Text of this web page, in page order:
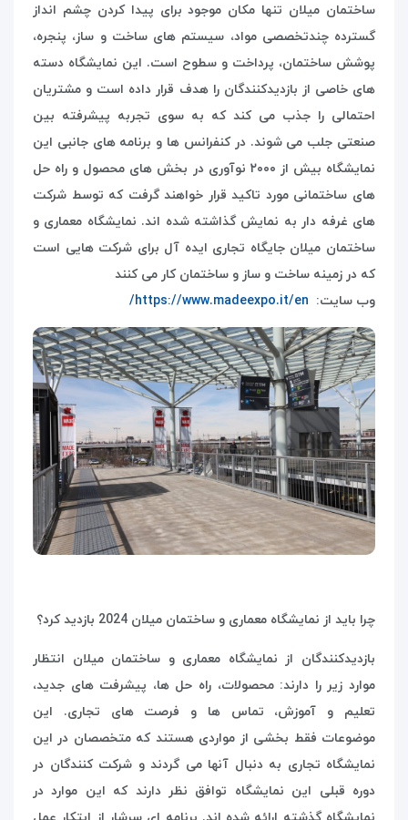
ساختمان میلان تنها مکان موجود برای پیدا کردن چشم انداز
گسترده چندتخصصی مواد، سیستم های ساخت و ساز، پنجره،
پوشش ساختمان، پرداخت و سطوح است. این نمایشگاه دسته
های خاصی از بازدیدکنندگان را هدف قرار داده است و مشتریان
احتمالی را جذب می کند که به سوی تجربه پیشرفته بین
صنعتی جلب می شوند. در کنفرانس ها و برنامه های جانبی این
نمایشگاه بیش از ٢٠٠٠ نوآوری در بخش های محصول و راه حل
های ساختمانی مورد تاکید قرار خواهند گرفت که توسط شرکت
های غرفه دار به نمایش گذاشته شده اند. نمایشگاه معماری و
ساختمان میلان جایگاه تجاری ایده آل برای شرکت هایی است
که در زمینه ساخت و ساز و ساختمان کار می کنند
وب سایت: https://www.madeexpo.it/en/
چرا باید از نمایشگاه معماری و ساختمان میلان 2024 بازدید کرد؟
بازدیدکنندگان از نمایشگاه معماری و ساختمان میلان انتظار
موارد زیر را دارند: محصولات، راه حل ها، پیشرفت های جدید،
تعلیم و آموزش، تماس ها و فرصت های تجاری. این
موضوعات فقط بخشی از مواردی هستند که متخصصان در این
نمایشگاه تجاری به دنبال آنها می گردند و شرکت کنندگان در
دوره قبلی این نمایشگاه توافق نظر دارند که این موارد در